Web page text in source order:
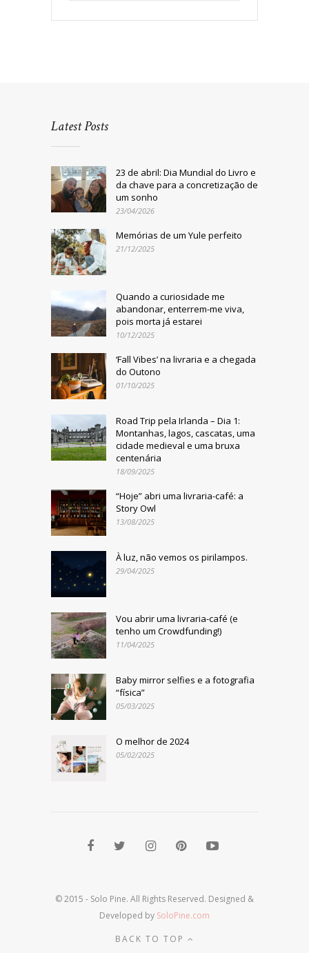
Latest Posts
23 de abril: Dia Mundial do Livro e
da chave para a concretização de
um sonho
23/04/2026
Memórias de um Yule perfeito
21/12/2025
Quando a curiosidade me
abandonar, enterrem-me viva,
pois morta já estarei
10/12/2025
‘Fall Vibes’ na livraria e a chegada
do Outono
01/10/2025
Road Trip pela Irlanda – Dia 1:
Montanhas, lagos, cascatas, uma
cidade medieval e uma bruxa
centenária
18/09/2025
“Hoje” abri uma livraria-café: a
Story Owl
13/08/2025
À luz, não vemos os pirilampos.
29/04/2025
Vou abrir uma livraria-café (e
tenho um Crowdfunding!)
11/04/2025
Baby mirror selfies e a fotografia
“física”
05/03/2025
O melhor de 2024
05/02/2025
© 2015 - Solo Pine. All Rights Reserved. Designed &
Developed by SoloPine.com
BACK TO TOP